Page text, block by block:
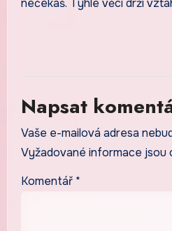
nečekáš. Tyhle věci drží
Napsat
Vaše e-mailová adresa
Vyžadované informace jsou
Komentář *